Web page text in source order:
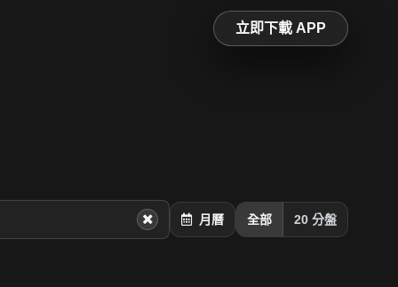
立即下載 APP
月曆 全部 20 分盤